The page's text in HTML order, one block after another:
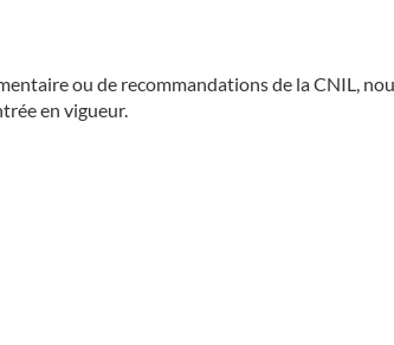
ou de recommandations de la CNIL,
en vigueur.